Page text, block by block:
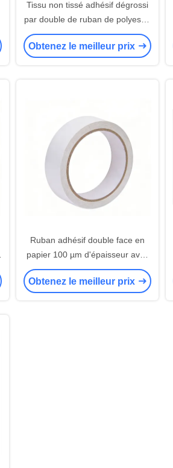
Tissu non tissé adhésif dégrossi
par double de ruban de polyester
de Bopp
Obtenez le meilleur prix
Ruban adhésif double face en
papier 100 µm d'épaisseur avec
adhésif acrylique à solvant
Obtenez le meilleur prix